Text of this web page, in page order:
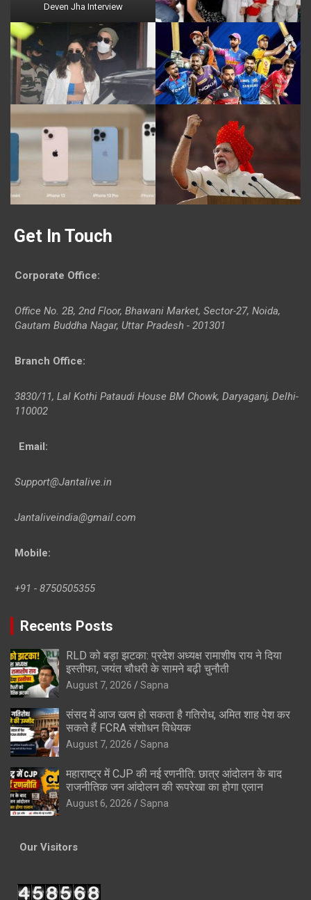
Deven Jha Interview
Get In Touch
Corporate Office:
Office No. 2B, 2nd Floor, Bhawani Market, Sector-27, Noida,
Gautam Buddha Nagar, Uttar Pradesh - 201301
Branch Office:
3830/11, Lal Kothi Pataudi House BM Chowk, Daryaganj, Delhi-
110002
Email:
Support@Jantalive.in
Jantaliveindia@gmail.com
Mobile:
+91 - 8750505355
Recents Posts
RLD को बड़ा झटका: प्रदेश अध्यक्ष रामाशीष राय ने दिया
इस्तीफा, जयंत चौधरी के सामने बढ़ी चुनौती
August 7, 2026 Sapna
संसद में आज खत्म हो सकता है गतिरोध, अमित शाह पेश कर
सकते हैं FCRA संशोधन विधेयक
August 7, 2026 Sapna
महाराष्ट्र में CJP की नई रणनीति: छात्र आंदोलन के बाद
राजनीतिक जन आंदोलन की रूपरेखा का होगा एलान
August 6, 2026 Sapna
Our Visitors